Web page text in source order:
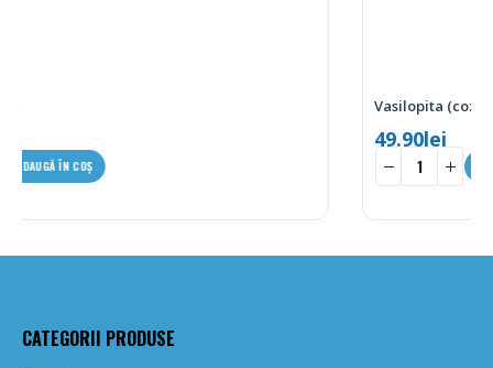
CATEGORII PRODUSE